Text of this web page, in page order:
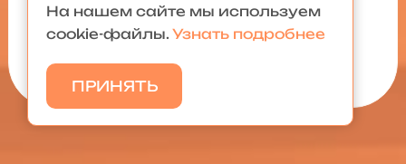
Политика конфиденциальности
Карта сайта
На нашем сайте мы используем
cookie-файлы. Узнать подробнее
ПРИНЯТЬ